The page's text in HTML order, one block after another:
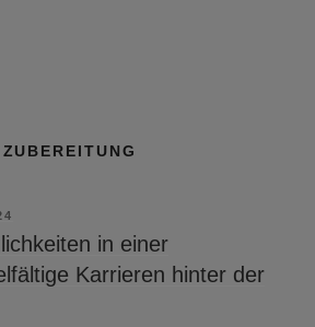
ZUBEREITUNG
in einer
Karrieren hinter der